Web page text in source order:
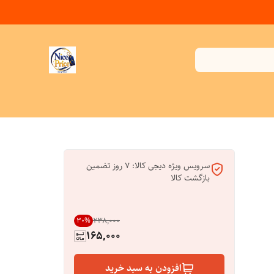
سرویس ویژه دیجی کالا: 7 روز تضمین
بازگشت کالا
۲۳۸٬۰۰۰ 30%
165,000
افزودن به سبد خرید